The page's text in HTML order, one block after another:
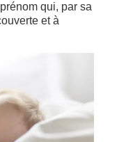
qui, par sa
et à